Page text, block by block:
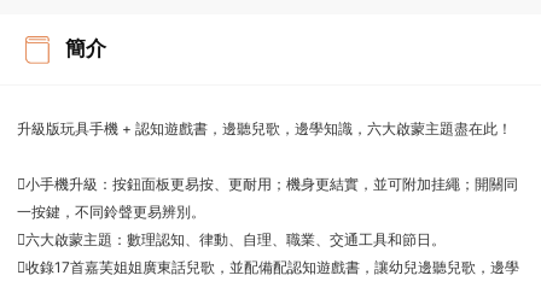
簡介
升級版玩具手機 + 認知遊戲書，邊聽兒歌，邊學知識，六大啟蒙主題盡在此！
小手機升級：按鈕面板更易按、更耐用；機身更結實，並可附加挂繩；開關同
一按鍵，不同鈴聲更易辨別。
六大啟蒙主題：數理認知、律動、自理、職業、交通工具和節日。
收錄17首嘉芙姐姐廣東話兒歌，並配備配認知遊戲書，讓幼兒邊聽兒歌，邊學